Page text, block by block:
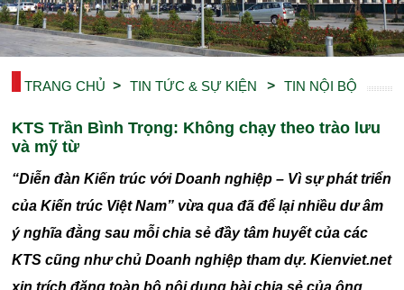
TRANG CHỦ TIN TỨC & SỰ KIỆN TIN NỘI BỘ
KTS Trần Bình Trọng: Không chạy theo trào lưu
và mỹ từ
“Diễn đàn Kiến trúc với Doanh nghiệp – Vì sự phát triển
của Kiến trúc Việt Nam” vừa qua đã để lại nhiều dư âm
ý nghĩa đằng sau mỗi chia sẻ đầy tâm huyết của các
KTS cũng như chủ Doanh nghiệp tham dự. Kienviet.net
xin trích đăng toàn bộ nội dung bài chia sẻ của ông